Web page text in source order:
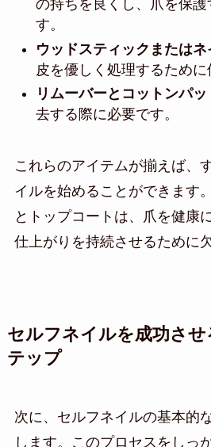
の持ちを良くし、爪を保護
す。
ウッドスティックまたはネ
皮を優しく処理するために
リムーバーとコットンパッ
去する際に必要です。
これらのアイテムが揃えば、
イルを始めることができます
とトップコートは、爪を健康
仕上がりを持続させるために
セルフネイルを成功させ
テップ
次に、セルフネイルの基本的
します。このプロセスをしっ